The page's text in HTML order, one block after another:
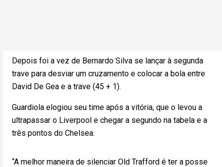
Depois foi a vez de Bernardo Silva se lançar à segunda
trave para desviar um cruzamento e colocar a bola entre
David De Gea e a trave (45 + 1).
Guardiola elogiou seu time após a vitória, que o levou a
ultrapassar o Liverpool e chegar a segundo na tabela e a
três pontos do Chelsea.
“A melhor maneira de silenciar Old Trafford é ter a posse